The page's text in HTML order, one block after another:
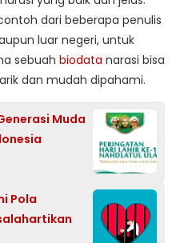
dari beberapa penulis
luar negeri, untuk
sebuah biodata narasi bisa
dan mudah dipahami.
Muda
Pola